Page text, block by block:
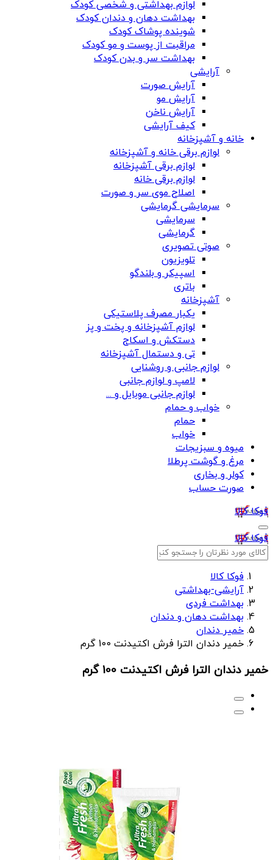
لوازم بهداشتی و شخصی کودک
بهداشت دهان و دندان کودک
شوینده پوشاک کودک
مراقبت از پوست و مو کودک
بهداشت سر و بدن کودک
آرایشی
آرایش صورت
آرایش مو
آرایش ناخن
کیف آرایشی
خانه و آشپزخانه
لوازم برقی خانه و آشپزخانه
لوازم برقی آشپزخانه
لوازم برقی خانه
اصلاح موی سر و صورت
سرمایشی گرمایشی
سرمایشی
گرمایشی
صوتی تصویری
تلویزیون
اسپیکر و بلندگو
باتری
آشپزخانه
یکبار مصرف پلاستیکی
لوازم آشپزخانه و پخت و پز
دستکش و اسکاج
تی و دستمال آشپزخانه
لوازم جانبی و روشنایی
لامپ و لوازم جانبی
لوازم جانبی موبایل و ...
خواب و حمام
حمام
خواب
میوه و سبزیجات
مرغ و گوشت پرطلا
کولر و بخاری
صورت حساب
فوکا کالا
فوکا کالا
فوکا کالا
آرایشی-بهداشتی
بهداشت فردی
بهداشت دهان و دندان
خمیر دندان
خمیر دندان الترا فرش اکتیدنت 100 گرم
خمیر دندان الترا فرش اکتیدنت 100 گرم